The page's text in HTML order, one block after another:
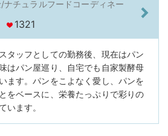
ナチュラルフードコーディネー
1321
タッフとしての勤務後、現在はパン
はパン屋巡り、自宅でも自家製酵母
ます。パンをこよなく愛し、パンを
をベースに、栄養たっぷりで彩りの
います。